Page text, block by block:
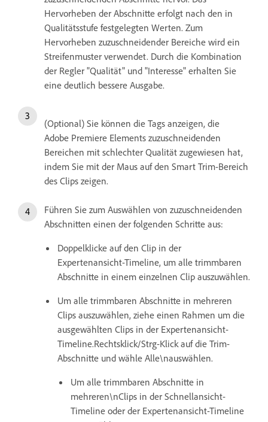
Hervorheben der Abschnitte erfolgt nach den in
Qualitätsstufe festgelegten Werten. Zum
Hervorheben zuzuschneidender Bereiche wird ein
Streifenmuster verwendet. Durch die Kombination
der Regler "Qualität" und "Interesse" erhalten Sie
eine deutlich bessere Ausgabe.
(Optional) Sie können die Tags anzeigen, die
Adobe Premiere Elements zuzuschneidenden
Bereichen mit schlechter Qualität zugewiesen hat,
indem Sie mit der Maus auf den Smart Trim-Bereich
des Clips zeigen.
Führen Sie zum Auswählen von zuzuschneidenden
Abschnitten einen der folgenden Schritte aus:
Doppelklicke auf den Clip in der
Expertenansicht-Timeline, um alle trimmbaren
Abschnitte in einem einzelnen Clip auszuwählen.
Um alle trimmbaren Abschnitte in mehreren
Clips auszuwählen, ziehe einen Rahmen um die
ausgewählten Clips in der Expertenansicht-
Timeline.Rechtsklick/Strg-Klick auf die Trim-
Abschnitte und wähle Alle\nauswählen.
Um alle trimmbaren Abschnitte in
mehreren\nClips in der Schnellansicht-
Timeline oder der Expertenansicht-Timeline